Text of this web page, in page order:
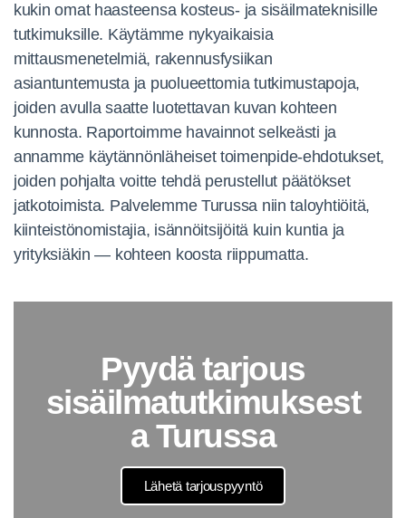
kukin omat haasteensa kosteus- ja sisäilmateknisille
tutkimuksille. Käytämme nykyaikaisia
mittausmenetelmiä, rakennusfysiikan
asiantuntemusta ja puolueettomia tutkimustapoja,
joiden avulla saatte luotettavan kuvan kohteen
kunnosta. Raportoimme havainnot selkeästi ja
annamme käytännönläheiset toimenpide-ehdotukset,
joiden pohjalta voitte tehdä perustellut päätökset
jatkotoimista. Palvelemme Turussa niin taloyhtiöitä,
kiinteistönomistajia, isännöitsijöitä kuin kuntia ja
yrityksiäkin — kohteen koosta riippumatta.
Pyydä tarjous
sisäilmatutkimuksest
a Turussa
Lähetä tarjouspyyntö